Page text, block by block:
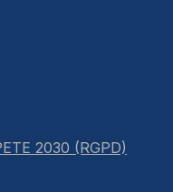
2030 (RGPD)